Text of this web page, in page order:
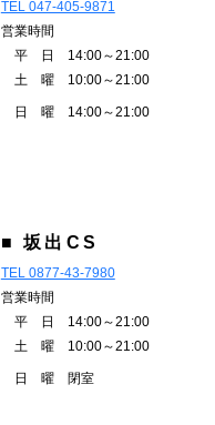
TEL 047-405-9871
営業時間
平 日 14:00～21:00
土 曜 10:00～21:00
日 曜 14:00～21:00
■ 坂出CS
TEL 0877-43-7980
営業時間
平 日 14:00～21:00
土 曜 10:00～21:00
日 曜 閉室